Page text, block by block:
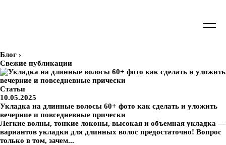
Блог ›
Свежие публикации
Статьи
10.05.2025
Укладка на длинные волосы 60+ фото как сделать и уложить
вечерние и повседневные прически
Легкие волны, тонкие локоны, высокая и объемная укладка —
вариантов укладки для длинных волос предостаточно! Вопрос
только в том, зачем...